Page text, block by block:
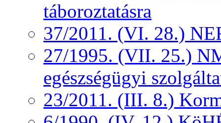
táboroztatásra
37/2011. (VI. 28.)
27/1995. (VII. 25.)
egészségügyi
23/2011. (III. 8.)